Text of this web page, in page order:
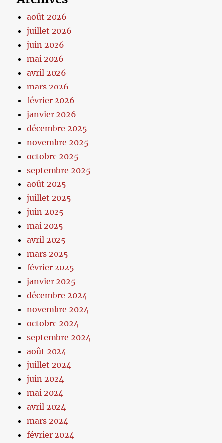
août 2026
juillet 2026
juin 2026
mai 2026
avril 2026
mars 2026
février 2026
janvier 2026
décembre 2025
novembre 2025
octobre 2025
septembre 2025
août 2025
juillet 2025
juin 2025
mai 2025
avril 2025
mars 2025
février 2025
janvier 2025
décembre 2024
novembre 2024
octobre 2024
septembre 2024
août 2024
juillet 2024
juin 2024
mai 2024
avril 2024
mars 2024
février 2024